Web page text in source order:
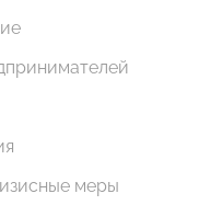
меры